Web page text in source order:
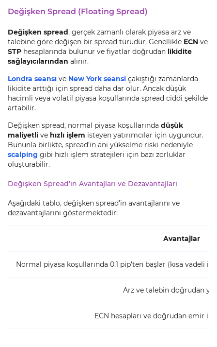
Değişken Spread (Floating Spread)
Değişken spread, gerçek zamanlı olarak piyasa arz ve
talebine göre değişen bir spread türüdür. Genellikle ECN ve
STP hesaplarında bulunur ve fiyatlar doğrudan likidite
sağlayıcılarından alınır.
Londra seansı ve New York seansi çakıştığı zamanlarda
likidite arttığı için spread daha dar olur. Ancak düşük
hacimli veya volatil piyasa koşullarında spread ciddi şekilde
artabilir.
Değişken spread, normal piyasa koşullarında düşük
maliyetli ve hızlı işlem isteyen yatırımcılar için uygundur.
Bununla birlikte, spread’in ani yükselme riski nedeniyle
scalping gibi hızlı işlem stratejileri için bazı zorluklar
oluşturabilir.
Değişken Spread’in Avantajları ve Dezavantajları
Aşağıdaki tablo, değişken spread’in avantajlarını ve
dezavantajlarını göstermektedir:
Avantajlar
Normal piyasa koşullarında 0.1 pip’ten başlar (kısa vadeli
Arz ve talebin doğrudan
ECN hesapları ve doğrudan emir